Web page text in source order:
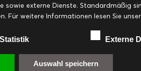
externe Dienste. Standardmäßig
Für weitere Informationen lesen Sie
Statistik Externe
Auswahl speichern